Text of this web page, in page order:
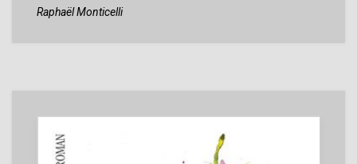
Raphaël Monticelli